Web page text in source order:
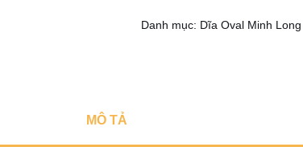
Danh mục: Dĩa Oval Minh Long
MÔ TẢ